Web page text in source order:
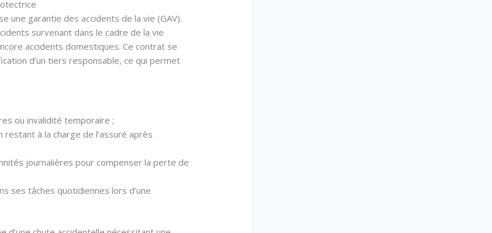
une garantie des accidents de la vie (GAV).
survenant dans le cadre de la vie
accidents domestiques. Ce contrat se
d’un tiers responsable, ce qui permet
ou invalidité temporaire ;
à la charge de l’assuré après
journalières pour compenser la perte de
ses tâches quotidiennes lors d’une